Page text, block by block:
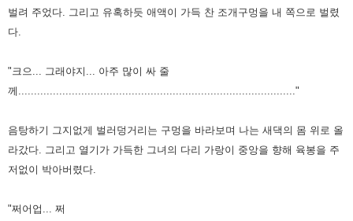
벌려 주었다. 그리고 유혹하듯 애액이 가득 찬 조개구멍을 내 쪽으로 벌렸
다.
"크으... 그래야지... 아주 많이 싸 줄
께........................................................................................"
음탕하기 그지없게 벌러덩거리는 구멍을 바라보며 나는 새댁의 몸 위로 올
라갔다. 그리고 열기가 가득한 그녀의 다리 가랑이 중앙을 향해 육봉을 주
저없이 박아버렸다.
"쩌어업... 쩌